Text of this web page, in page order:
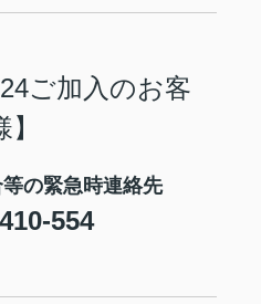
ご加入のお客
】
の緊急時連絡先
554